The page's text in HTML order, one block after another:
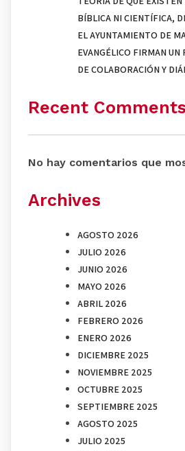
BÍBLICA NI CIENTÍFICA,
EL AYUNTAMIENTO DE
EVANGÉLICO FIRMAN
DE COLABORACIÓN Y
Recent Comments
No hay comentarios que
Archives
AGOSTO 2026
JULIO 2026
JUNIO 2026
MAYO 2026
ABRIL 2026
FEBRERO 2026
ENERO 2026
DICIEMBRE 2025
NOVIEMBRE 2025
OCTUBRE 2025
SEPTIEMBRE 2025
AGOSTO 2025
JULIO 2025